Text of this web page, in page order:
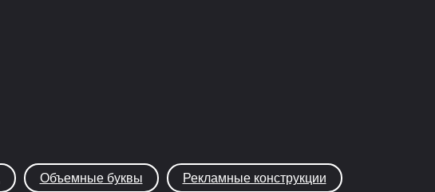
Объемные буквы Рекламные конструкции